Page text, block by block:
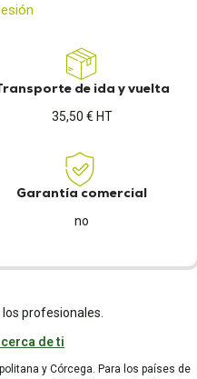
de ida y vuelta
35,50 € HT
Garantía comercial
no
profesionales.
de ti
y Córcega. Para los países de